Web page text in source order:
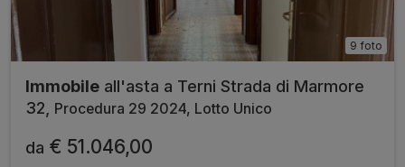
9 foto
Immobile all'asta a Terni Strada di Marmore
32,
Procedura 29 2024, Lotto Unico
da € 51.046,00